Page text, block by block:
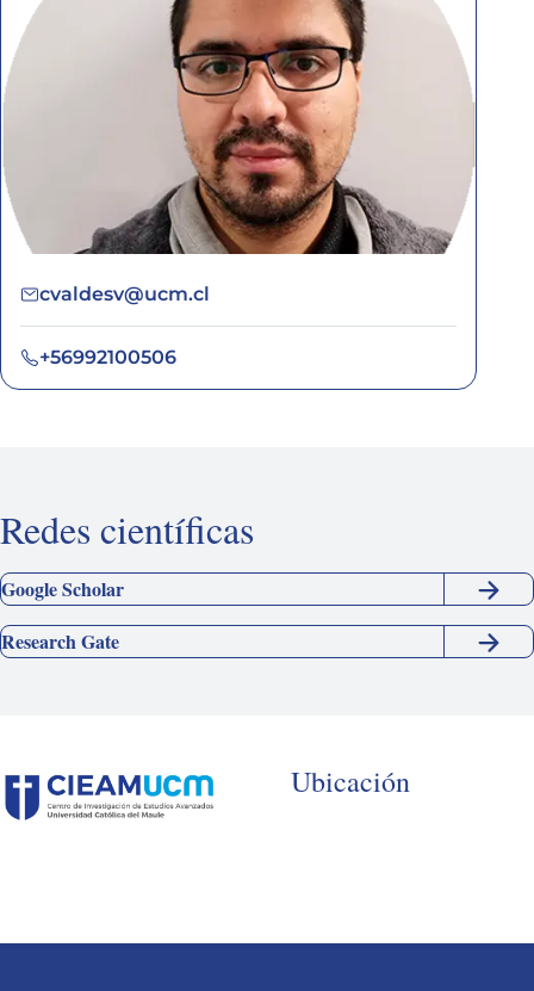
cvaldesv@ucm.cl
+56992100506
Redes científicas
Google Scholar
Research Gate
Ubicación